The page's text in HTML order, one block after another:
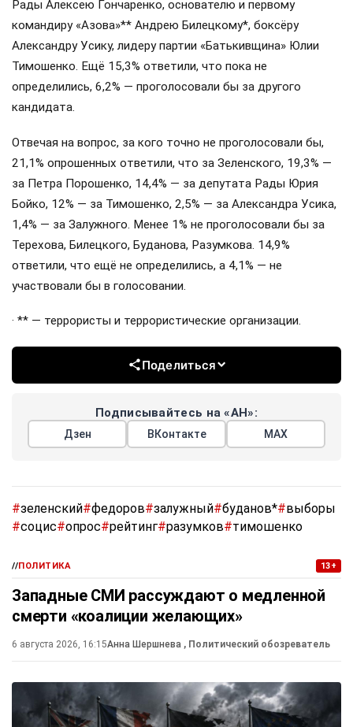
Рады Алексею Гончаренко, основателю и первому
командиру «Азова»** Андрею Билецкому*, боксёру
Александру Усику, лидеру партии «Батькивщина» Юлии
Тимошенко. Ещё 15,3% ответили, что пока не
определились, 6,2% — проголосовали бы за другого
кандидата.
Отвечая на вопрос, за кого точно не проголосовали бы,
21,1% опрошенных ответили, что за Зеленского, 19,3% —
за Петра Порошенко, 14,4% — за депутата Рады Юрия
Бойко, 12% — за Тимошенко, 2,5% — за Александра Усика,
1,4% — за Залужного. Менее 1% не проголосовали бы за
Терехова, Билецкого, Буданова, Разумкова. 14,9%
ответили, что ещё не определились, а 4,1% — не
участвовали бы в голосовании.
· ** — террористы и террористические организации.
Поделиться
Подписывайтесь на «АН»:
Дзен ВКонтакте МАХ
#зеленский#федоров#залужный#буданов*#выборы
#социс#опрос#рейтинг#разумков#тимошенко
//ПОЛИТИКА 13+
Западные СМИ рассуждают о медленной
смерти «коалиции желающих»
6 августа 2026, 16:15Анна Шершнева , Политический обозреватель